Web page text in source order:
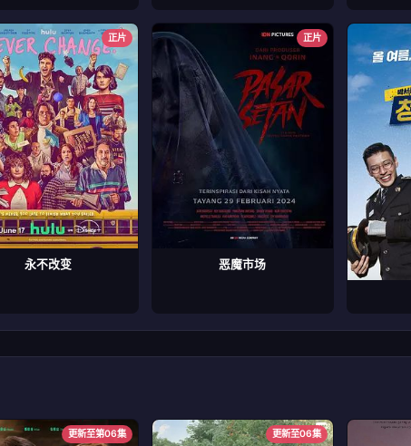
正片
永不改变
正片
恶魔市场
更新至第06集 更新至06集